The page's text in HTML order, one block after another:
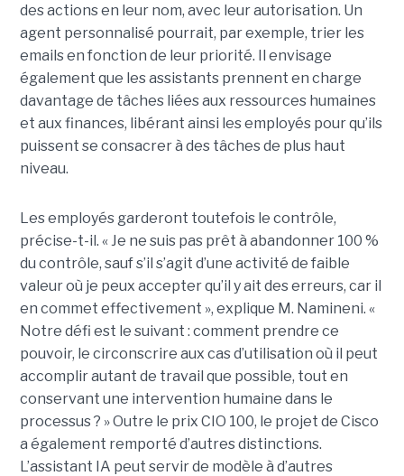
des actions en leur nom, avec leur autorisation. Un
agent personnalisé pourrait, par exemple, trier les
emails en fonction de leur priorité. Il envisage
également que les assistants prennent en charge
davantage de tâches liées aux ressources humaines
et aux finances, libérant ainsi les employés pour qu’ils
puissent se consacrer à des tâches de plus haut
niveau.
Les employés garderont toutefois le contrôle,
précise-t-il. « Je ne suis pas prêt à abandonner 100 %
du contrôle, sauf s’il s’agit d’une activité de faible
valeur où je peux accepter qu’il y ait des erreurs, car il
en commet effectivement », explique M. Namineni. «
Notre défi est le suivant : comment prendre ce
pouvoir, le circonscrire aux cas d’utilisation où il peut
accomplir autant de travail que possible, tout en
conservant une intervention humaine dans le
processus ? »Outre le prix CIO 100, le projet de Cisco
a également remporté d’autres distinctions.
L’assistant IA peut servir de modèle à d’autres